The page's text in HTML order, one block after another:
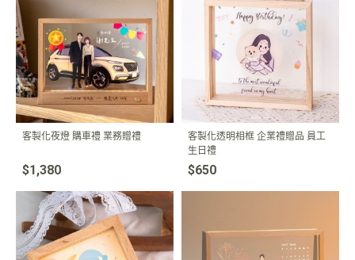
客製化夜燈 購車禮 業務贈禮
$1,380
客製化透明相框 企業禮贈品 員工
生日禮
$650